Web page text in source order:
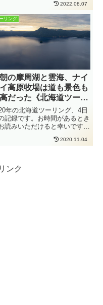
、そしてコーヒーこぼ
フィニッシュです。大型バイ
も行ける離島。佐渡島キャン
ーリング4日目
2022.08.07
リング
の摩周湖と雲海、ナイ
高原牧場は道も景色も
だった《北海道ツーリ
2020-08 4日目》
年の北海道ツーリング、4日
記録です。お時間があるとき
読みいただけると幸いです。
た晴天！時刻は朝4時。天気予
た。早めに寝たので体...
2020.11.04
ンク